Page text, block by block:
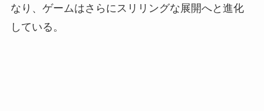
なり、ゲームはさらにスリリングな展開へと進化
している。